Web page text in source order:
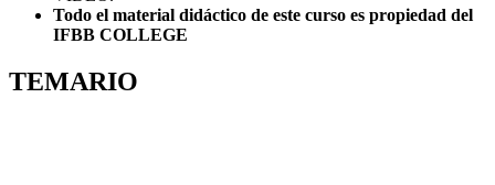
Todo el material didáctico de este curso es propiedad del
IFBB COLLEGE
TEMARIO